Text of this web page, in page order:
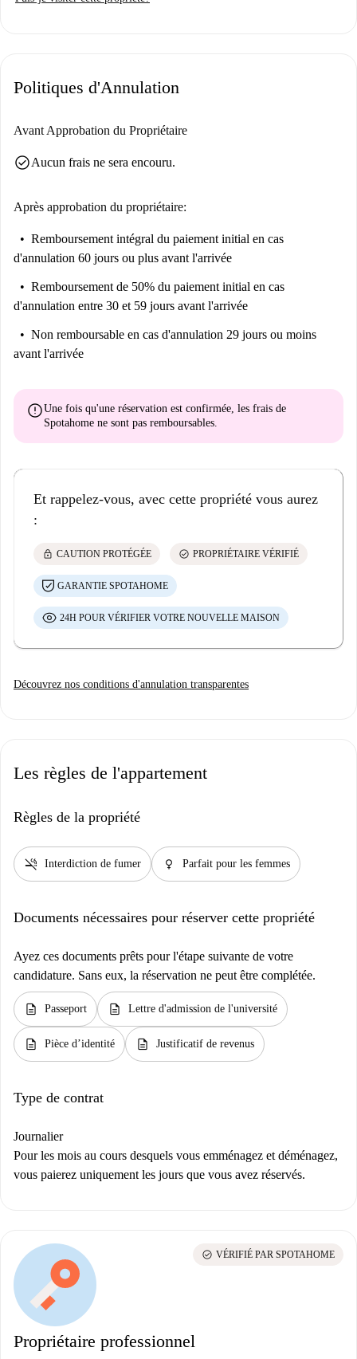
processus de sélection rigoureux des propriétaires mis en place par
proche. De plus, le restaurant Treebar est accessible à pied. Cet
de la vie dans un quartier dynamique et bien desservi de Rome.
Politiques d'Annulation
Avant Approbation du Propriétaire
check_circleAucun frais ne sera encouru.
Après approbation du propriétaire:
Remboursement intégral du paiement initial en cas
d'annulation 60 jours ou plus avant l'arrivée
Remboursement de 50% du paiement initial en cas
d'annulation entre 30 et 59 jours avant l'arrivée
Non remboursable en cas d'annulation 29 jours ou moins
avant l'arrivée
errorUne fois qu'une réservation est confirmée, les frais de
Spotahome ne sont pas remboursables.
Et rappelez-vous, avec cette propriété vous aurez
:
lock CAUTION PROTÉGÉE check_circle PROPRIÉTAIRE VÉRIFIÉ
GARANTIE SPOTAHOME
24H POUR VÉRIFIER VOTRE NOUVELLE MAISON
Découvrez nos conditions d'annulation transparentes
Les règles de l'appartement
Règles de la propriété
smoke_free Interdiction de fumer female Parfait pour les femmes
Documents nécessaires pour réserver cette propriété
Ayez ces documents prêts pour l'étape suivante de votre
candidature. Sans eux, la réservation ne peut être complétée.
description Passeport description Lettre d'admission de l'université
description Pièce d’identité description Justificatif de revenus
Type de contrat
Journalier
Pour les mois au cours desquels vous emménagez et déménagez,
vous paierez uniquement les jours que vous avez réservés.
Propriétaire professionnel
check_circle VÉRIFIÉ PAR SPOTAHOME